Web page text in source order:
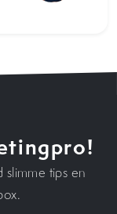
slimme tips en